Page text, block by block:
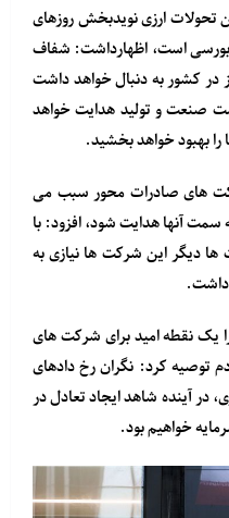
تحولات ارزی نویدبخش روزهای
است، اظهارداشت: شفاف
در کشور به دنبال خواهد داشت
صنعت و تولید هدایت خواهد
را بهبود خواهد بخشید.
های صادرات محور سبب می
سمت آنها هدایت شود، افزود: با
دیگر این شرکت ها نیازی به
داشت.
را یک نقطه امید برای شرکت های
توصیه کرد: نگران رخ دادهای
در آینده شاهد ایجاد تعادل در
خواهیم بود.